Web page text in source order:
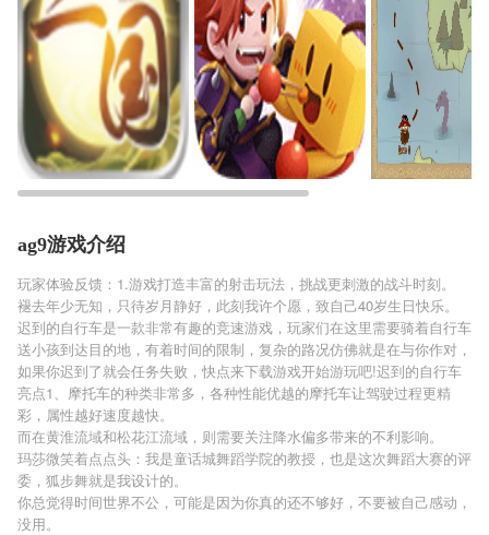
ag9游戏介绍
玩家体验反馈：1.游戏打造丰富的射击玩法，挑战更刺激的战斗时刻。
褪去年少无知，只待岁月静好，此刻我许个愿，致自己40岁生日快乐。
迟到的自行车是一款非常有趣的竞速游戏，玩家们在这里需要骑着自行车
送小孩到达目的地，有着时间的限制，复杂的路况仿佛就是在与你作对，
如果你迟到了就会任务失败，快点来下载游戏开始游玩吧!迟到的自行车
亮点1、摩托车的种类非常多，各种性能优越的摩托车让驾驶过程更精
彩，属性越好速度越快。
而在黄淮流域和松花江流域，则需要关注降水偏多带来的不利影响。
玛莎微笑着点点头：我是童话城舞蹈学院的教授，也是这次舞蹈大赛的评
委，狐步舞就是我设计的。
你总觉得时间世界不公，可能是因为你真的还不够好，不要被自己感动，
没用。